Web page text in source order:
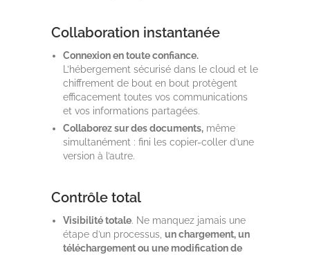
Collaboration instantanée
Connexion en toute confiance.
L’hébergement sécurisé dans le cloud et le
chiffrement de bout en bout protègent
efficacement toutes vos communications
et vos informations partagées.
Collaborez sur des documents, même
simultanément : fini les copier-coller d’une
version à l’autre.
Contrôle total
Visibilité totale. Ne manquez jamais une
étape d’un processus, un chargement, un
téléchargement ou une modification de